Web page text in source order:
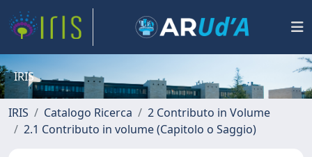
IRIS
IRIS Catalogo Ricerca
2 Contributo in Volume
2.1 Contributo in volume (Capitolo o Saggio)